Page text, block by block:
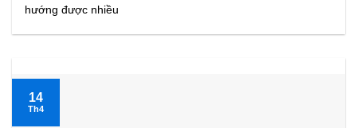
hướng được nhiều
14
Th4